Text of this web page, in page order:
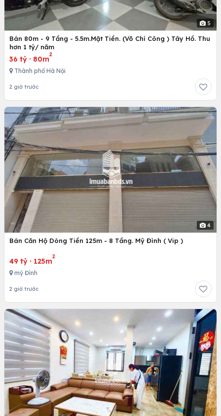
5
Bán 80m - 9 Tầng - 5.5m.Mặt Tiền. (Võ Chí Công ) Tây Hồ. Thu
hơn 1 tỷ/ năm
36 tỷ · 80m
2
Thành phố Hà Nội
2 giờ trước
4
Bán Căn Hộ Dòng Tiền 125m - 8 Tầng. Mỹ Đình ( Vip )
49 tỷ · 125m
2
mỹ Đình
2 giờ trước